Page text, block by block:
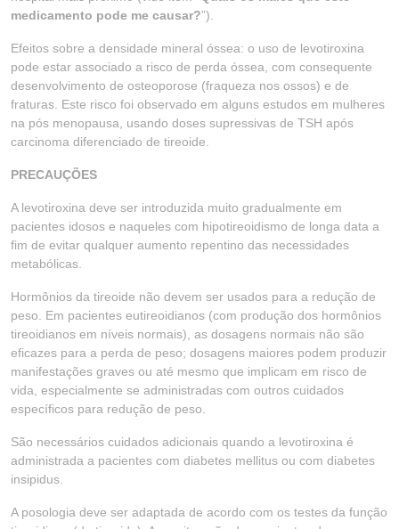
medicamento pode me causar?”).
Efeitos sobre a densidade mineral óssea: o uso de levotiroxina
pode estar associado a risco de perda óssea, com consequente
desenvolvimento de osteoporose (fraqueza nos ossos) e de
fraturas. Este risco foi observado em alguns estudos em mulheres
na pós menopausa, usando doses supressivas de TSH após
carcinoma diferenciado de tireoide.
PRECAUÇÕES
A levotiroxina deve ser introduzida muito gradualmente em
pacientes idosos e naqueles com hipotireoidismo de longa data a
fim de evitar qualquer aumento repentino das necessidades
metabólicas.
Hormônios da tireoide não devem ser usados para a redução de
peso. Em pacientes eutireoidianos (com produção dos hormônios
tireoidianos em níveis normais), as dosagens normais não são
eficazes para a perda de peso; dosagens maiores podem produzir
manifestações graves ou até mesmo que implicam em risco de
vida, especialmente se administradas com outros cuidados
específicos para redução de peso.
São necessários cuidados adicionais quando a levotiroxina é
administrada a pacientes com diabetes mellitus ou com diabetes
insipidus.
A posologia deve ser adaptada de acordo com os testes da função